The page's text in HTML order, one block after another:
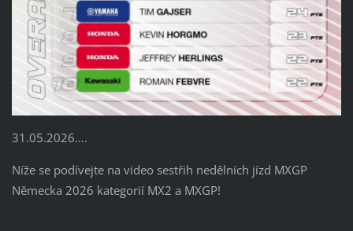
31.05.2026….
Níže se podívejte na video sestřih nedělních jízd MXGP
Německa 2026 kategorií MX2 a MXGP!